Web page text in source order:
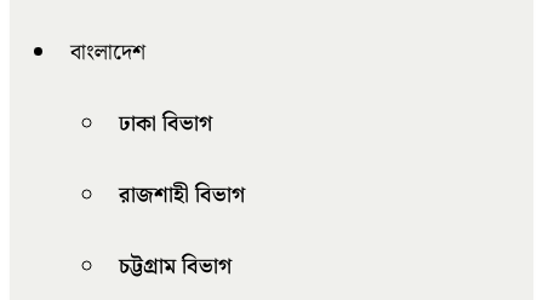
বাংলাদেশ
ঢাকা বিভাগ
রাজশাহী বিভাগ
চট্টগ্রাম বিভাগ